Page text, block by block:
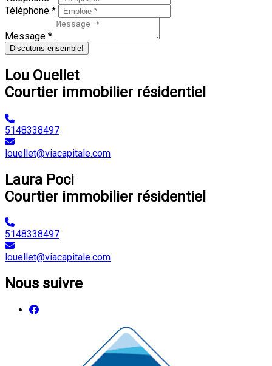
Téléphone *
Message *
Discutons ensemble!
Lou Ouellet
Courtier immobilier résidentiel
5148338497
louellet@viacapitale.com
Laura Poci
Courtier immobilier résidentiel
5148338497
louellet@viacapitale.com
Nous suivre